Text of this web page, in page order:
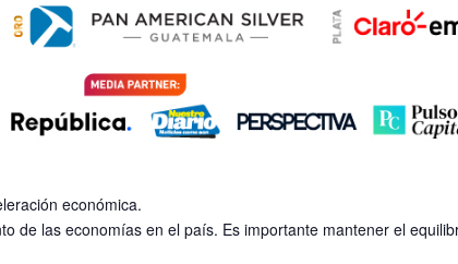
económica.
de las economías en el país. Es importante mantener el